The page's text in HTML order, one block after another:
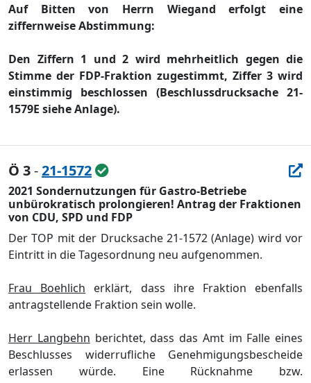
Auf Bitten von Herrn Wiegand erfolgt eine
ziffernweise Abstimmung:
Den Ziffern 1 und 2 wird mehrheitlich gegen die
Stimme der FDP-Fraktion zugestimmt, Ziffer 3 wird
einstimmig beschlossen (Beschlussdrucksache 21-
1579E siehe Anlage).
Ö 3-21-1572
2021 Sondernutzungen für Gastro-Betriebe
unbürokratisch prolongieren! Antrag der Fraktionen
von CDU, SPD und FDP
Der TOP mit der Drucksache 21-1572 (Anlage) wird vor
Eintritt in die Tagesordnung neu aufgenommen.
Frau Boehlich erklärt, dass ihre Fraktion ebenfalls
antragstellende Fraktion sein wolle.
Herr Langbehn berichtet, dass das Amt im Falle eines
Beschlusses widerrufliche Genehmigungsbescheide
erlassen würde. Eine Rücknahme bzw.